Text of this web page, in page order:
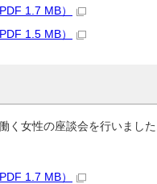
1.7 MB）
1.5 MB）
女性の座談会を行いました
1.7 MB）